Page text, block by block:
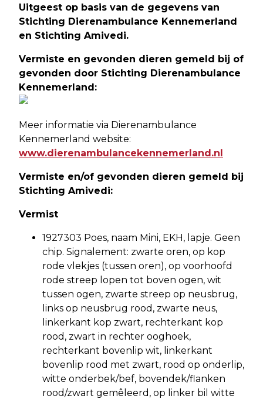
Uitgeest op basis van de gegevens van
Stichting Dierenambulance Kennemerland
en Stichting Amivedi.
Vermiste en gevonden dieren gemeld bij of
gevonden door Stichting Dierenambulance
Kennemerland:
Meer informatie via Dierenambulance
Kennemerland website:
www.dierenambulancekennemerland.nl
Vermiste en/of gevonden dieren gemeld bij
Stichting Amivedi:
Vermist
1927303 Poes, naam Mini, EKH, lapje. Geen
chip. Signalement: zwarte oren, op kop
rode vlekjes (tussen oren), op voorhoofd
rode streep lopen tot boven ogen, wit
tussen ogen, zwarte streep op neusbrug,
links op neusbrug rood, zwarte neus,
linkerkant kop zwart, rechterkant kop
rood, zwart in rechter ooghoek,
rechterkant bovenlip wit, linkerkant
bovenlip rood met zwart, rood op onderlip,
witte onderbek/bef, bovendek/flanken
rood/zwart gemêleerd, op linker bil witte